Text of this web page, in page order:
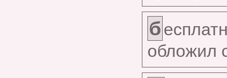
б
обложил